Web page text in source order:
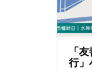
「
行」